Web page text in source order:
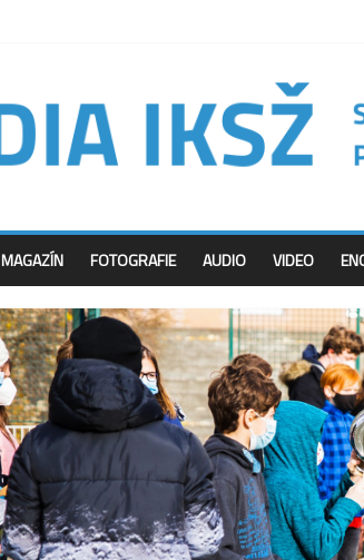
MAGAZÍN FOTOGRAFIE AUDIO VIDEO